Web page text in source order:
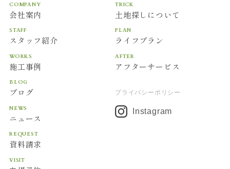
COMPANY
会社案内
STAFF
スタッフ紹介
WORKS
施工事例
TRICK
土地探しについて
PLAN
ライフプラン
AFTER
アフターサービス
BLOG
ブログ
NEWS
ニュース
REQUEST
資料請求
VISIT
プライバシーポリシー
Instagram